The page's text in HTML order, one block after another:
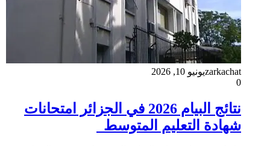
zarkachatيونيو 10, 2026
0
نتائج البيام 2026 في الجزائر امتحانات
شهادة التعليم المتوسط